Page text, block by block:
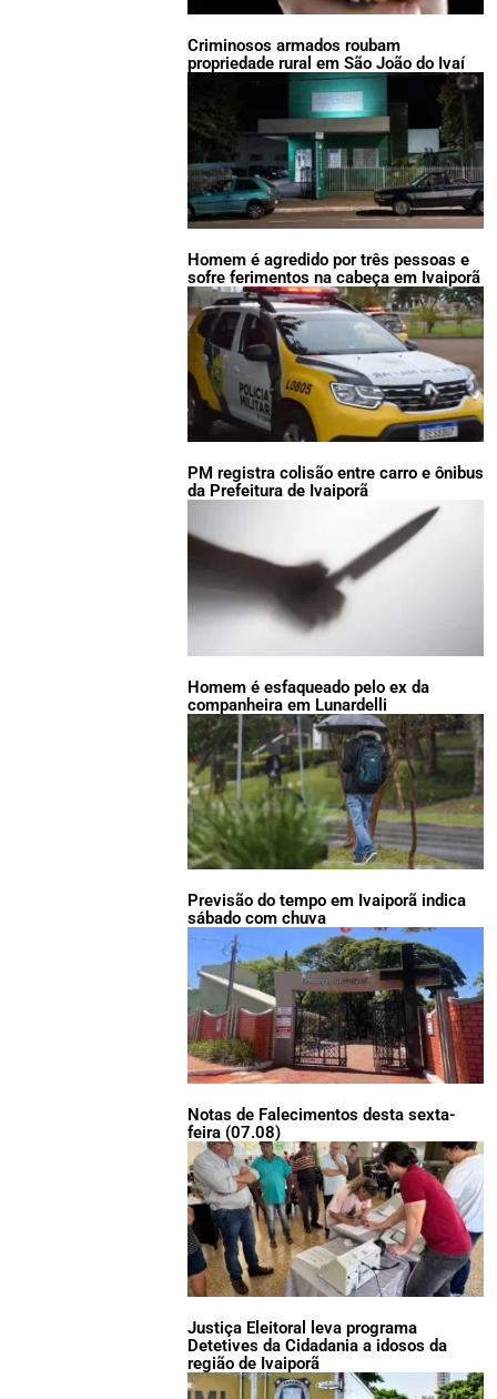
Criminosos armados roubam
propriedade rural em São João do Ivaí
Homem é agredido por três pessoas e
sofre ferimentos na cabeça em Ivaiporã
PM registra colisão entre carro e ônibus
da Prefeitura de Ivaiporã
Homem é esfaqueado pelo ex da
companheira em Lunardelli
Previsão do tempo em Ivaiporã indica
sábado com chuva
Notas de Falecimentos desta sexta-
feira (07.08)
Justiça Eleitoral leva programa
Detetives da Cidadania a idosos da
região de Ivaiporã